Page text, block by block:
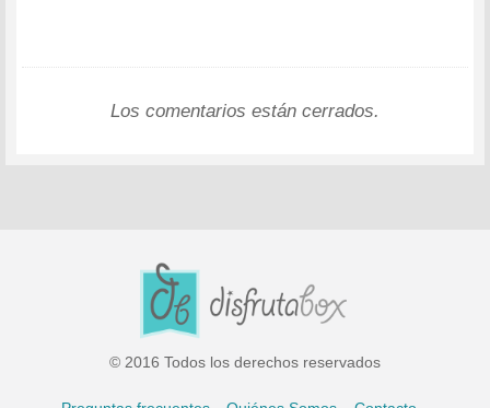
Los comentarios están cerrados.
© 2016 Todos los derechos reservados